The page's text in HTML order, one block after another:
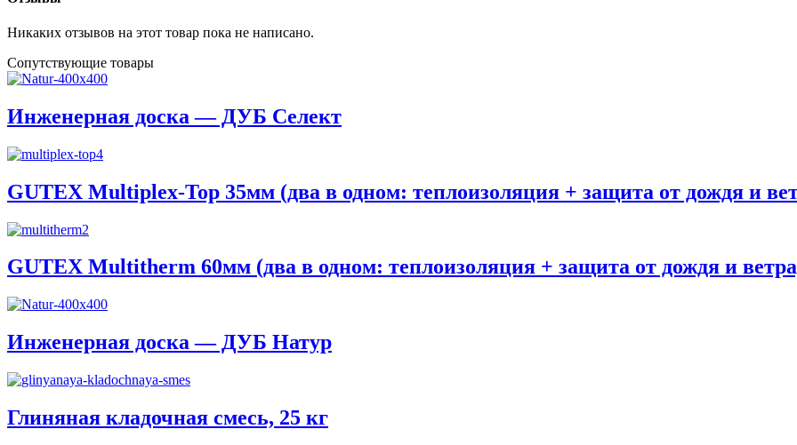
Никаких отзывов на этот товар пока не написано.
Сопутствующие товары
Инженерная доска — ДУБ Селект
GUTEX Multiplex-Top 35мм (два в одном: теплоизоляция + защита от дождя и
GUTEX Multitherm 60мм (два в одном: теплоизоляция + защита от дождя и
Инженерная доска — ДУБ Натур
Глиняная кладочная смесь, 25 кг